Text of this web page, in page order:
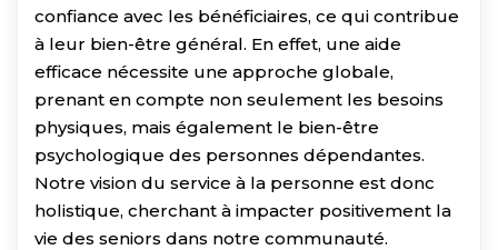
confiance avec les bénéficiaires, ce qui contribue
à leur bien-être général. En effet, une aide
efficace nécessite une approche globale,
prenant en compte non seulement les besoins
physiques, mais également le bien-être
psychologique des personnes dépendantes.
Notre vision du service à la personne est donc
holistique, cherchant à impacter positivement la
vie des seniors dans notre communauté.